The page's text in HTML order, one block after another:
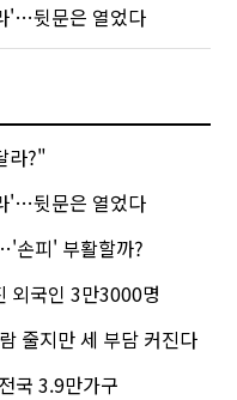
'…뒷문은 열었다
라?"
'…뒷문은 열었다
손피' 부활할까?
외국인 3만3000명
줄지만 세 부담 커진다
국 3.9만가구